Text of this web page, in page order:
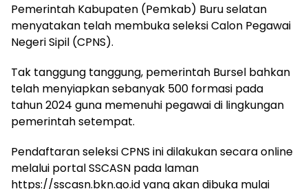
Pemerintah Kabupaten (Pemkab) Buru selatan
menyatakan telah membuka seleksi Calon Pegawai
Negeri Sipil (CPNS).
Tak tanggung tanggung, pemerintah Bursel bahkan
telah menyiapkan sebanyak 500 formasi pada
tahun 2024 guna memenuhi pegawai di lingkungan
pemerintah setempat.
Pendaftaran seleksi CPNS ini dilakukan secara online
melalui portal SSCASN pada laman
https://sscasn.bkn.go.id yang akan dibuka mulai